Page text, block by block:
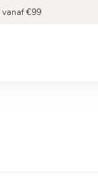
vanaf €99